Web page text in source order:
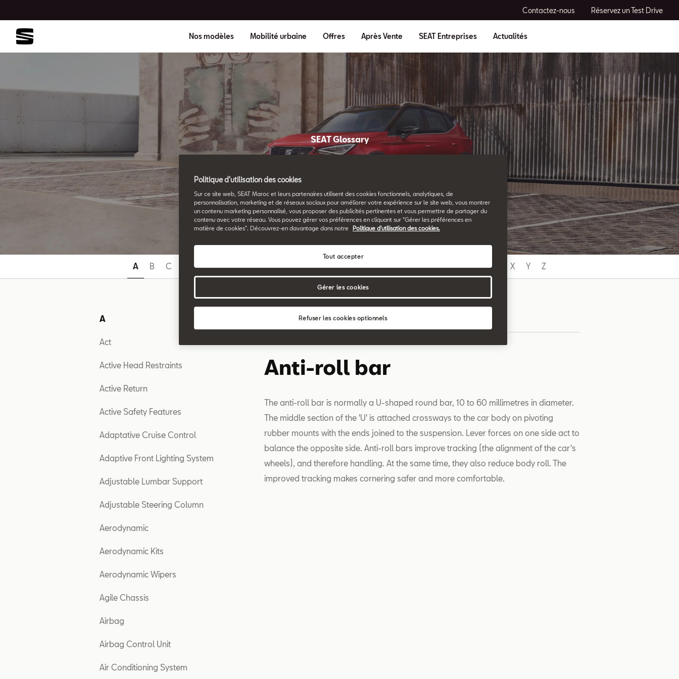
Contactez-nous Réservez un Test Drive
Nos modèles Mobilité urbaine Offres Après Vente SEAT Entreprises Actualités
SEAT Glossary
A B C E F G H I J K L M N O P Q R S T U V W X Y Z
A
Act
Active Head Restraints
Active Return
Active Safety Features
Adaptative Cruise Control
Adaptive Front Lighting System
Adjustable Lumbar Support
Adjustable Steering Column
Aerodynamic
Aerodynamic Kits
Aerodynamic Wipers
Agile Chassis
Airbag
Airbag Control Unit
Air Conditioning System
Anti-roll bar
The anti-roll bar is normally a U-shaped round bar, 10 to 60 millimetres in diameter.
The middle section of the 'U' is attached crossways to the car body on pivoting
rubber mounts with the ends joined to the suspension. Lever forces on one side act to
balance the opposite side. Anti-roll bars improve tracking (the alignment of the car's
wheels), and therefore handling. At the same time, they also reduce body roll. The
improved tracking makes cornering safer and more comfortable.
Politique d'utilisation des cookies
Sur ce site web, SEAT Maroc et leurs partenaires utilisent des cookies fonctionnels, analytiques, de
personnalisation, marketing et de réseaux sociaux pour améliorer votre expérience sur le site web, vous montrer
un contenu marketing personnalisé, vous proposer des publicités pertinentes et vous permettre de partager du
contenu avec votre réseau. Vous pouvez gérer vos préférences en cliquant sur "Gérer les préférences en
matière de cookies". Découvrez-en davantage dans notre
Politique d'utilisation des cookies.
Refuser les cookies optionnels
Tout accepter
Gérer les cookies